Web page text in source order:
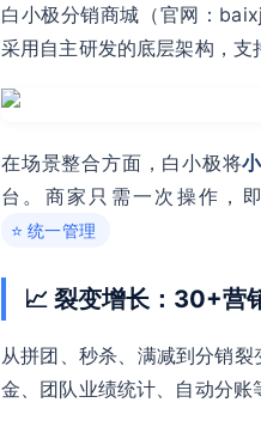
白小极分销商城（官网：
采用自主研发的底层架构，支
在场景整合方面，白小极将
台。商家只需一次操作，
⭐ 统一管理
📈 裂变增长：30+营
从拼团、秒杀、满减到分销
金、团队业绩统计、自动分